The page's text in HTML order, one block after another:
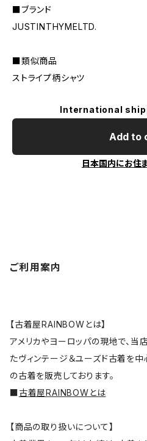
■ブランド
JUSTINTHYMELTD.
■類似商品
ストライプ柄シャツ
International
Add to
日本国内にお住
ご利用案内
【古着屋RAINBOWとは】
アメリカやヨーロッパの現地で、当
たヴィンテージ＆ユーズド古着を中
の古着を販売しております。
■古着屋RAINBOWとは
【商品の取り扱いについて】